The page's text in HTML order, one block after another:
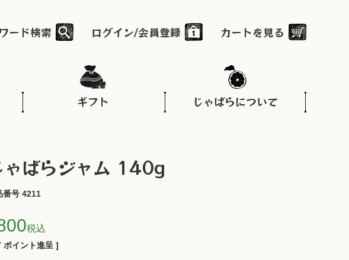
ード検索 ログイン/会員登録 カートを見る
ギフト じゃばらについて
ゃばらジャム 140g
番号 4211
税込
ポイント進呈 ]